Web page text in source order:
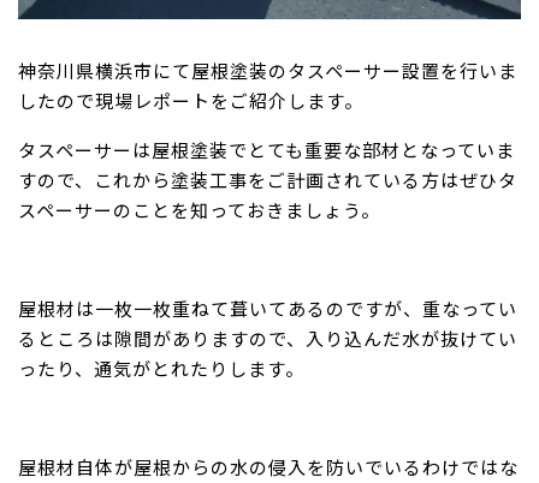
神奈川県横浜市にて屋根塗装のタスペーサー設置を行いま
したので現場レポートをご紹介します。
タスペーサーは屋根塗装でとても重要な部材となっていま
すので、これから塗装工事をご計画されている方はぜひタ
スペーサーのことを知っておきましょう。
屋根材は一枚一枚重ねて葺いてあるのですが、重なってい
るところは隙間がありますので、入り込んだ水が抜けてい
ったり、通気がとれたりします。
屋根材自体が屋根からの水の侵入を防いでいるわけではな